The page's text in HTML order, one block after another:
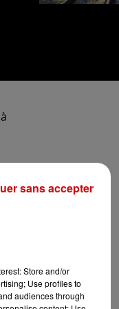
Store and/or
Use profiles to
audiences through
sans accepter